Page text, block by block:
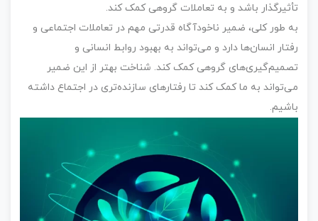
تأثیرگذار باشد و به تعاملات گروهی کمک کند.
به طور کلی، ضمیر ناخودآگاه قدرتی مهم در تعاملات اجتماعی و
رفتار انسان‌ها دارد و می‌تواند به بهبود روابط انسانی و
تصمیم‌گیری‌های گروهی کمک کند. شناخت بهتر از این ضمیر
می‌تواند به ما کمک کند تا رفتارهای سازنده‌تری در اجتماع داشته
باشیم.